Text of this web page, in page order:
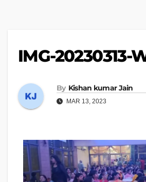
IMG-20230313-
By Kishan kumar Jain
MAR 13, 2023